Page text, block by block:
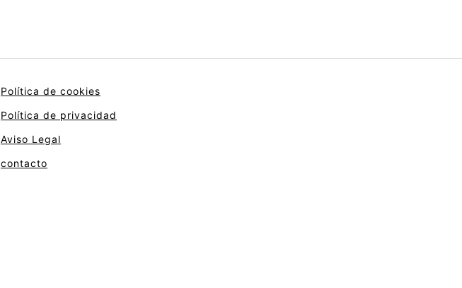
Política de cookies
Política de privacidad
Aviso Legal
contacto